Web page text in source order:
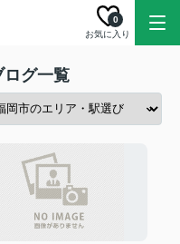
お気に入り
0
ログ一覧